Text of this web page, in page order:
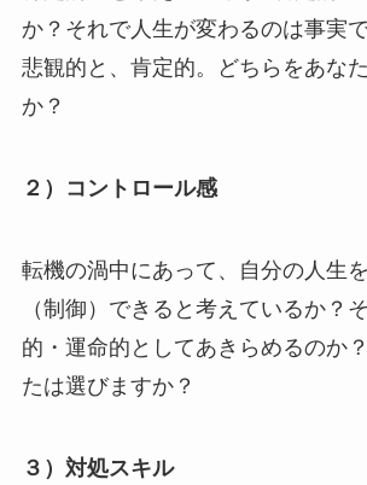
か？それで人生が変わるのは事実
悲観的と、肯定的。どちらをあな
か？
２）コントロール感
転機の渦中にあって、自分の人生
（制御）できると考えているか？
的・運命的としてあきらめるのか
たは選びますか？
３）対処スキル